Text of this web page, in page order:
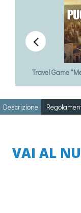
Travel Game

Descrizione
VAI AL